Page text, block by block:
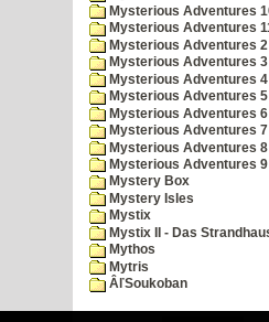
Mysterious Adventures
Mysterious Adventures
Mysterious Adventures
Mysterious Adventures
Mysterious Adventures
Mysterious Adventures
Mysterious Adventures
Mysterious Adventures
Mysterious Adventures
Mysterious Adventures
Mystery Box
Mystery Isles
Mystix
Mystix II - Das
Mythos
Mytris
ÂľSoukoban